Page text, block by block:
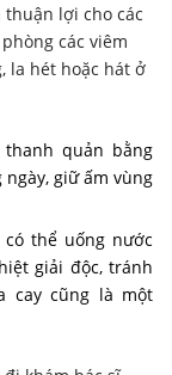
lợi cho các
các viêm
la hét hoặc hát ở
quản bằng
giữ ấm vùng
thể uống nước
giải độc, tránh
cay cũng là một